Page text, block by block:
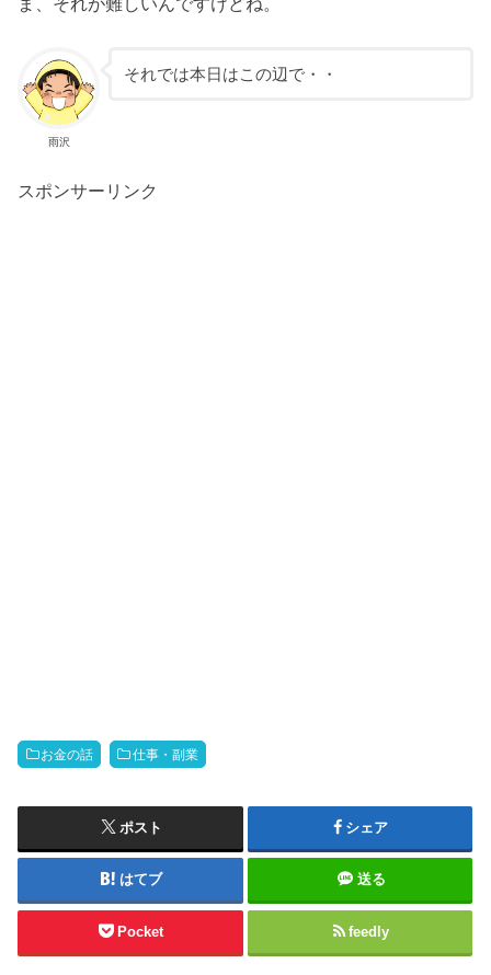
雨沢
それでは本日はこの辺で・・
スポンサーリンク
お金の話 仕事・副業
ポスト シェア
はてブ 送る
Pocket feedly